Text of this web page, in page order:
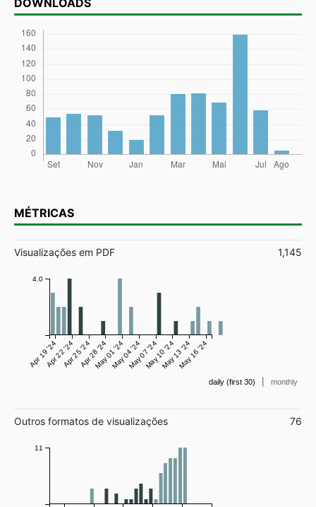
DOWNLOADS
MÉTRICAS
Visualizações em PDF 1,145
Apr 19 '24Apr 22 '24Apr 25 '24Apr 28 '24May 01 '24May 04 '24May 07 '24May 10 '24May 13 '24May 16 '24
4.0
daily (first 30) monthly
Outros formatos de visualizações 76
11